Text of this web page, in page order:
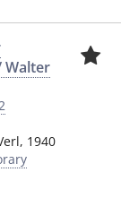
Walter
, 1940